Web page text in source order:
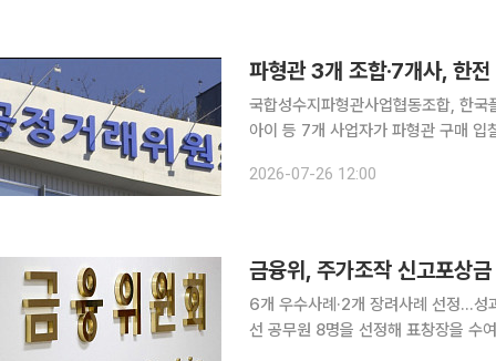
파형관 3개 조합·7개사, 한
국합성수지파형관사업협동조합, 한
아이 등 7개 사업자가 파형관 구매 입
대해 사전에 낙찰예정자와 낙찰물량
2026-07-26 12:00
금융위, 주가조작 신고포상
6개 우수사례·2개 장려사례 선정…성과급 최고등급
선 공무원 8명을 선정해 표창장을 수여했다. 26일 금융위원회에 따르면 이억원 금